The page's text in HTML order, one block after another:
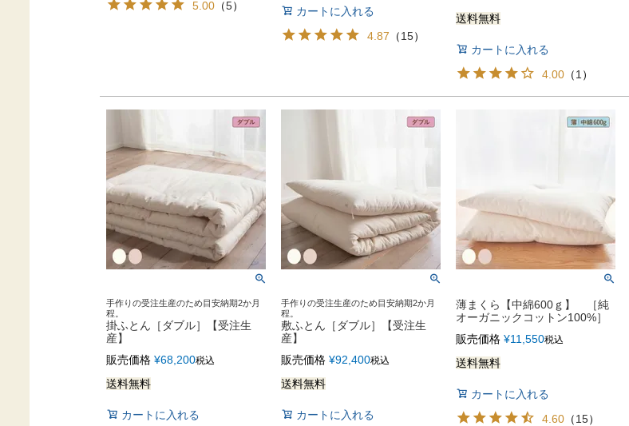
5.00（5）
カートに入れる
4.87 （15）
送料無料
カートに入れる
4.00（1 ）
手作りの受注生産のため目安納期2か月
程。
掛ふとん［ダブル］【受注生
産】
販売価格 ¥68,200税込
送料無料
カートに入れる
手作りの受注生産のため目安納期2か月
程。
敷ふとん［ダブル］【受注生
産】
販売価格 ¥92,400税込
送料無料
カートに入れる
薄まくら【中綿600ｇ】 ［純
オーガニックコットン100%］
販売価格 ¥11,550税込
送料無料
カートに入れる
4.60（15）